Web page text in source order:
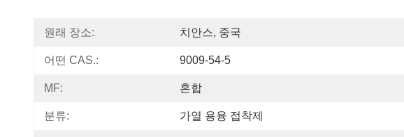
원래 장소: 치안스, 중국
어떤 CAS.: 9009-54-5
MF: 혼합
분류: 가열 용융 접착제